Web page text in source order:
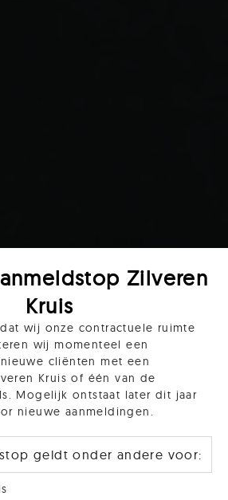
Zilveren
Kruis
wij onze contractuele ruimte
wij momenteel een
cliënten met een
Kruis of één van de
Mogelijk ontstaat later dit jaar
nieuwe aanmeldingen.
geldt onder andere voor: